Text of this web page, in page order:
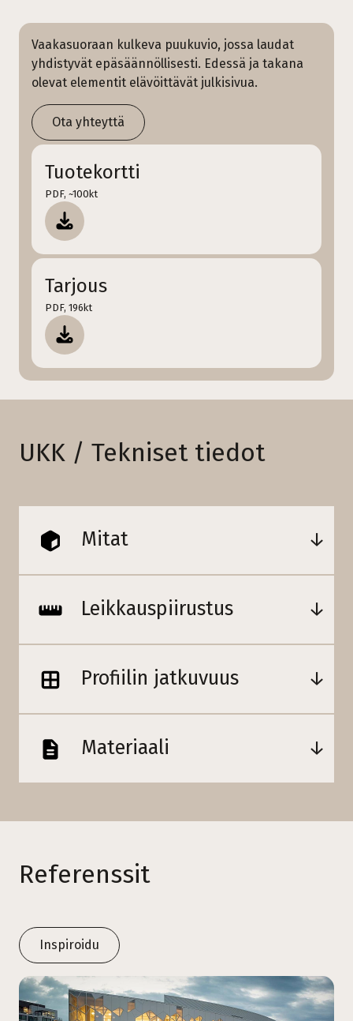
Vaakasuoraan kulkeva puukuvio, jossa laudat
yhdistyvät epäsäännöllisesti. Edessä ja takana
olevat elementit elävöittävät julkisivua.
Ota yhteyttä
Tuotekortti
PDF, ~100kt
Tarjous
PDF, 196kt
UKK / Tekniset tiedot
Mitat
Leikkauspiirustus
Profiilin jatkuvuus
Materiaali
Referenssit
Inspiroidu